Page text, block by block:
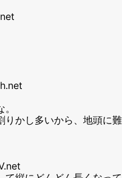
りかし多いから、地頭に難